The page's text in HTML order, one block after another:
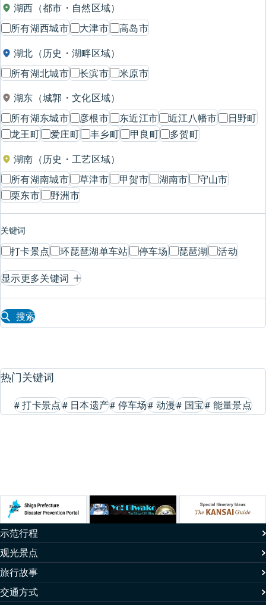
湖西（都市・自然区域）
所有湖西城市
大津市
高岛市
湖北（历史・湖畔区域）
所有湖北城市
长滨市
米原市
湖东（城郭・文化区域）
所有湖东城市
彦根市 东近江市 近江八幡市
日野町
龙王町
爱庄町 丰乡町 甲良町
多贺町
湖南（历史・工艺区域）
所有湖南城市
草津市 甲贺市 湖南市
守山市
栗东市
野洲市
关键词
打卡景点 环琵琶湖单车站 停车场 琵琶湖
活动
显示更多关键词
搜索
热门关键词
打卡景点
# 日本遗产
# 停车场
# 动漫
# 国宝
# 能量景点
#
示范行程
观光景点
旅行故事
交通方式